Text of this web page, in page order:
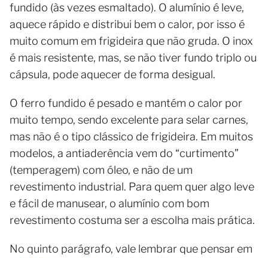
fundido (às vezes esmaltado). O alumínio é leve,
aquece rápido e distribui bem o calor, por isso é
muito comum em frigideira que não gruda. O inox
é mais resistente, mas, se não tiver fundo triplo ou
cápsula, pode aquecer de forma desigual.
O ferro fundido é pesado e mantém o calor por
muito tempo, sendo excelente para selar carnes,
mas não é o tipo clássico de frigideira. Em muitos
modelos, a antiaderência vem do “curtimento”
(temperagem) com óleo, e não de um
revestimento industrial. Para quem quer algo leve
e fácil de manusear, o alumínio com bom
revestimento costuma ser a escolha mais prática.
No quinto parágrafo, vale lembrar que pensar em